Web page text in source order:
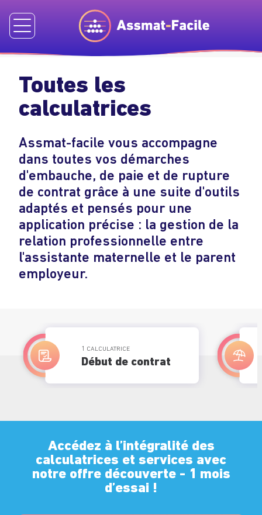
€
Toutes les
calculatrices
Assmat-facile vous accompagne
dans toutes vos démarches
d'embauche, de paie et de rupture
de contrat grâce à une suite d'outils
adaptés et pensés pour une
application précise : la gestion de la
relation professionnelle entre
l'assistante maternelle et le parent
employeur.
1 CALCULATRICE
Début de contrat
Accédez à l’intégralité des
calculatrices et services avec
notre offre découverte - 1 mois
d’essai !